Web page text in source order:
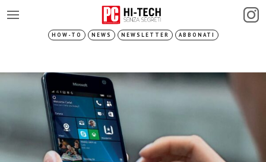
HOW-TO NEWS NEWSLETTER ABBONATI